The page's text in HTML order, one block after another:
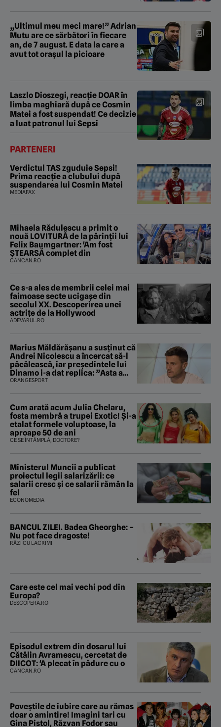
„Ultimul meu meci mare!” Adrian
Mutu are ce sărbători în fiecare
an, de 7 august. E data la care a
avut tot orașul la picioare
Laszlo Dioszegi, reacție DOAR în
limba maghiară după ce Cosmin
Matei a fost suspendat! Ce decizie
a luat patronul lui Sepsi
PARTENERI
Verdictul TAS zguduie Sepsi!
Prima reacție a clubului după
suspendarea lui Cosmin Matei
MEDIAFAX
Mihaela Rădulescu a primit o
nouă LOVITURĂ de la părinții lui
Felix Baumgartner: 'Am fost
ȘTEARSĂ complet din
CANCAN.RO
Ce s-a ales de membrii celei mai
faimoase secte ucigașe din
secolul XX. Descoperirea unei
actrițe de la Hollywood
ADEVARUL.RO
Marius Măldărăşanu a susţinut că
Andrei Nicolescu a încercat să-l
păcălească, iar preşedintele lui
Dinamo i-a dat replica: ”Asta a
fost istoria”
ORANGESPORT
Cum arată acum Julia Chelaru,
fosta membră a trupei Exotic! Și-a
etalat formele voluptoase, la
aproape 50 de ani
CE SE ÎNTÂMPLĂ, DOCTORE?
Ministerul Muncii a publicat
proiectul legii salarizării: ce
salarii cresc și ce salarii rămân la
fel
ECONOMEDIA
BANCUL ZILEI. Badea Gheorghe: –
Nu pot face dragoste!
RÂZI CU LACRIMI
Care este cel mai vechi pod din
Europa?
DESCOPERA.RO
Episodul extrem din dosarul lui
Cătălin Avramescu, cercetat de
DIICOT: 'A plecat în pădure cu o
CANCAN.RO
Poveştile de iubire care au rămas
doar o amintire! Imagini tari cu
Gina Pistol, Răzvan Fodor sau